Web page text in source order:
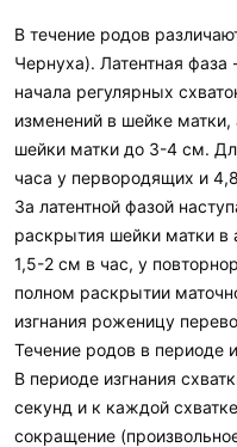
В течение родов
Чернуха). Латентная
начала регулярных
изменений в шейке
шейки матки до 3-4 см.
часа у первородящих и
За латентной фазой
раскрытия шейки матки в
1,5-2 см в час, у
полном раскрытии
изгнания роженицу
Течение родов в периоде
В периоде изгнания
секунд и к каждой
сокращение